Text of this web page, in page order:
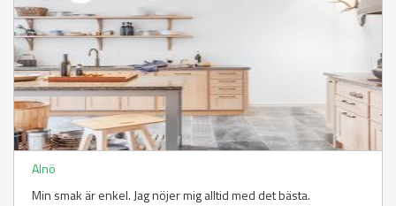
Alnö
Min smak är enkel. Jag nöjer mig alltid med det bästa.